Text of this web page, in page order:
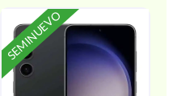
SEMINUEVO